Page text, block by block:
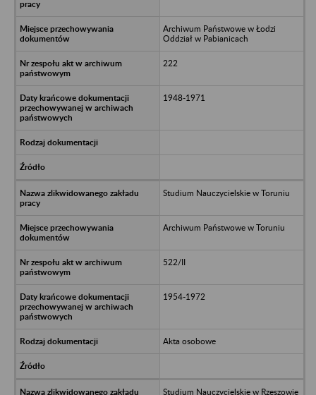
Archiwum Państwowe w Łodzi
Oddział w Pabianicach
222
1948-1971
Studium Nauczycielskie w Toruniu
Archiwum Państwowe w Toruniu
522/II
1954-1972
Akta osobowe
Studium Nauczycielskie w Rzeszowie